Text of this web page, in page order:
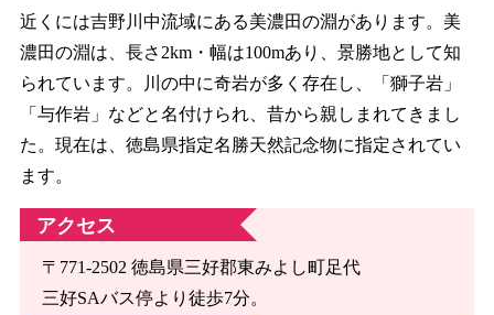
近くには吉野川中流域にある美濃田の淵があります。美
濃田の淵は、長さ2km・幅は100mあり、景勝地として知
られています。川の中に奇岩が多く存在し、「獅子岩」
「与作岩」などと名付けられ、昔から親しまれてきまし
た。現在は、徳島県指定名勝天然記念物に指定されてい
ます。
アクセス
〒771-2502 徳島県三好郡東みよし町足代
三好SAバス停より徒歩7分。